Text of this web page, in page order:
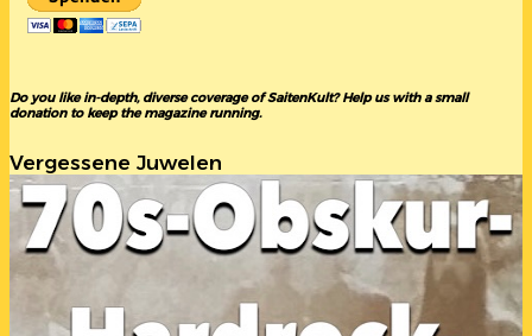
Do you like in-depth, diverse coverage of SaitenKult? Help us with a small
donation to keep the magazine running.
Vergessene Juwelen